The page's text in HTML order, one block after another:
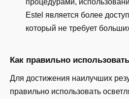
процедурами,
Estel является более
который не требует
Как правильно
Для достижения наилучших
правильно использовать